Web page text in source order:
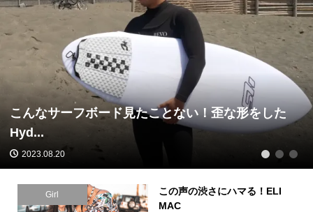
こんなサーフボード見たことない！歪な形をした
Hyd...
2023.08.20 1 2 3
Girl
この声の渋さにハマる！ELI
MAC